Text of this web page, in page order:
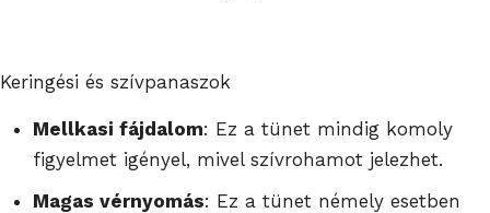
Keringési és szívpanaszok
Mellkasi fájdalom: Ez a tünet mindig komoly
figyelmet igényel, mivel szívrohamot jelezhet.
Magas vérnyomás: Ez a tünet némely esetben